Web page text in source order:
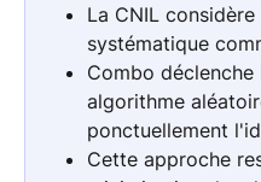
La CNIL
systématique
Combo
algorithme
ponctuellement
Cette approche